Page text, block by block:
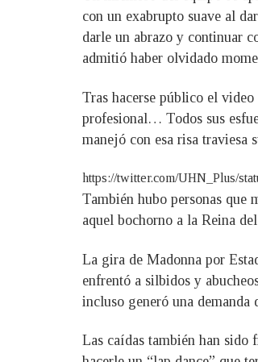
con un exabrupto suave al
darle un abrazo y continuar
admitió haber olvidado
Tras hacerse público el
profesional… Todos sus
manejó con esa risa traviesa
https://twitter.com/UHN_Plus/
También hubo personas que
aquel bochorno a la Reina
La gira de Madonna por
enfrentó a silbidos y
incluso generó una demanda
Las caídas también han sido